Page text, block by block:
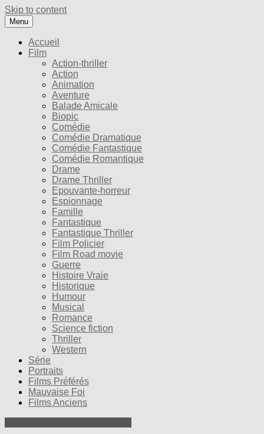
Skip to content
Menu
Accueil
Film
Action-thriller
Action
Animation
Aventure
Balade Amicale
Biopic
Comédie
Comédie Dramatique
Comédie Fantastique
Comédie Romantique
Drame
Drame Thriller
Epouvante-horreur
Espionnage
Famille
Fantastique
Fantastique Thriller
Film Policier
Film Road movie
Guerre
Histoire Vraie
Historique
Humour
Musical
Romance
Science fiction
Thriller
Western
Série
Portraits
Films Préférés
Mauvaise Foi
Films Anciens